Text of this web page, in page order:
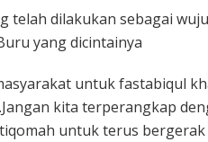
telah dilakukan sebagai
yang dicintainya
untuk fastabiqul
kita terperangkap
untuk terus bergerak